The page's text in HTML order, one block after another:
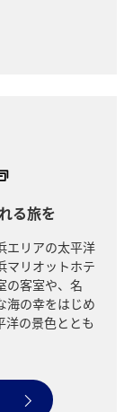
る旅を
エリアの太平洋
マリオットホテ
の客室や、名
海の幸をはじめ
洋の景色ととも